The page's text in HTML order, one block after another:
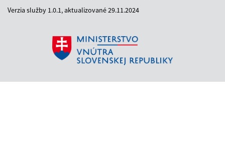
Verzia služby 1.0.1,aktualizované29.11.2024